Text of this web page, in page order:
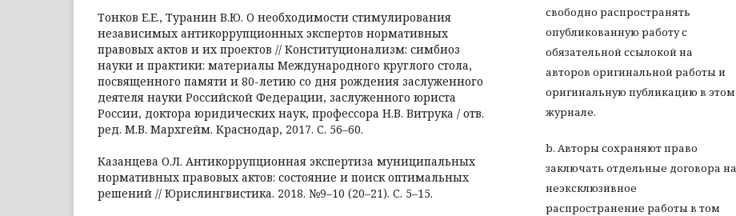
Тонков Е.Е., Туранин В.Ю. О необходимости стимулирования
независимых антикоррупционных экспертов нормативных
правовых актов и их проектов // Конституционализм: симбиоз
науки и практики: материалы Международного круглого стола,
посвященного памяти и 80-летию со дня рождения заслуженного
деятеля науки Российской Федерации, заслуженного юриста
России, доктора юридических наук, профессора Н.В. Витрука / отв.
ред. М.В. Мархгейм. Краснодар, 2017. С. 56–60.
Казанцева О.Л. Антикоррупционная экспертиза муниципальных
нормативных правовых актов: состояние и поиск оптимальных
решений // Юрислингвистика. 2018. №9–10 (20–21). С. 5–15.
свободно распространять
опубликованную работу с
обязательной ссылокой на
авторов оригинальной работы и
оригинальную публикацию в этом
журнале.
b. Авторы сохраняют право
заключать отдельные договора на
неэксклюзивное
распространение работы в том